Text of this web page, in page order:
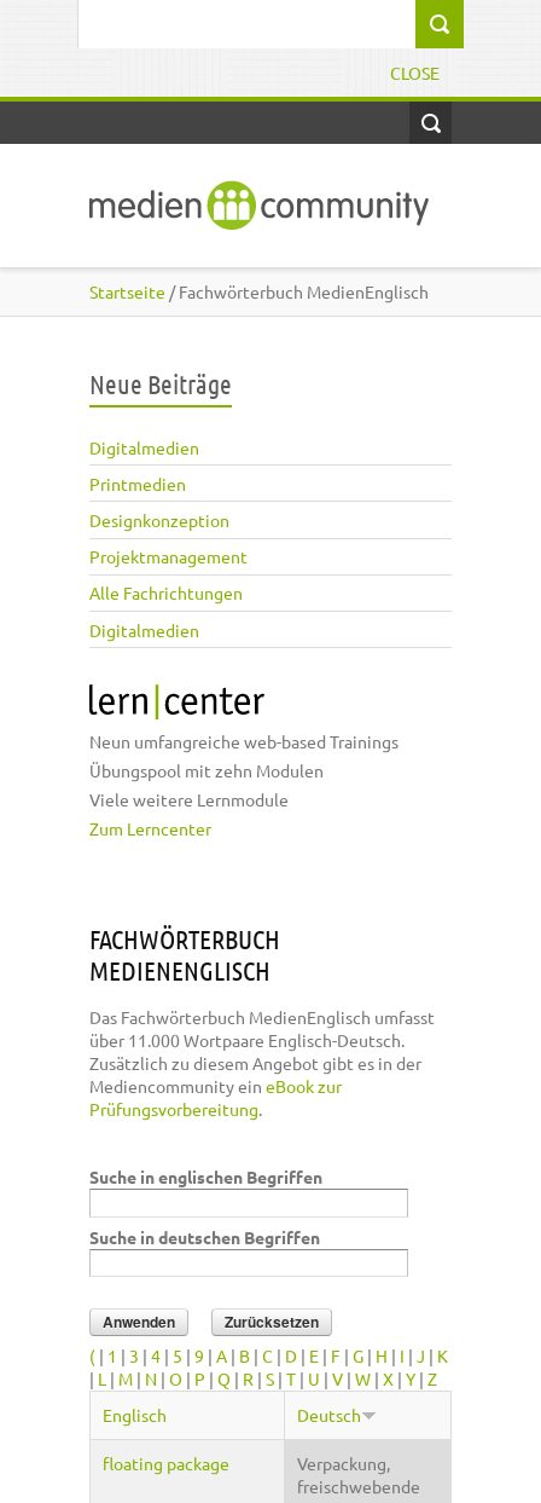
CLOSE
Startseite / Fachwörterbuch MedienEnglisch
Neue Beiträge
Digitalmedien
Printmedien
Designkonzeption
Projektmanagement
Alle Fachrichtungen
Digitalmedien
Neun umfangreiche web-based Trainings
Übungspool mit zehn Modulen
Viele weitere Lernmodule
Zum Lerncenter
FACHWÖRTERBUCH
MEDIENENGLISCH
Das Fachwörterbuch MedienEnglisch umfasst
über 11.000 Wortpaare Englisch-Deutsch.
Zusätzlich zu diesem Angebot gibt es in der
Mediencommunity ein eBook zur
Prüfungsvorbereitung.
Suche in englischen Begriffen
Suche in deutschen Begriffen
( | 1 | 3 | 4 | 5 | 9 | A | B | C | D | E | F | G | H | I | J | K
| L | M | N | O | P | Q | R | S | T | U | V | W | X | Y | Z
Englisch
Deutsch
floating package
Verpackung,
freischwebende